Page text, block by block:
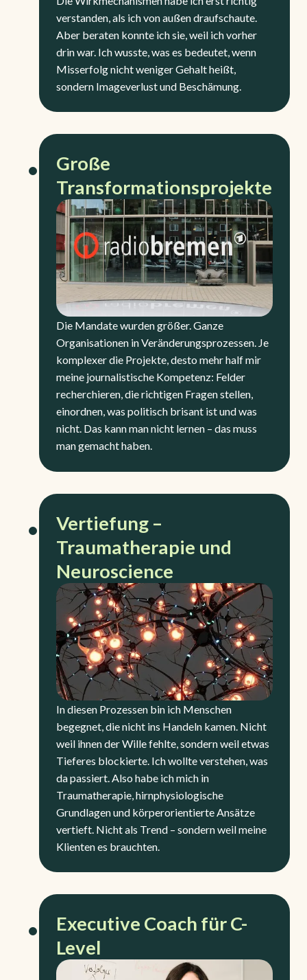
verstanden, als ich von außen draufschaute.
Aber beraten konnte ich sie, weil ich vorher
drin war. Ich wusste, was es bedeutet, wenn
Misserfolg nicht weniger Gehalt heißt,
sondern Imageverlust und Beschämung.
Große
Transformationsprojekte
Die Mandate wurden größer. Ganze
Organisationen in Veränderungsprozessen. Je
komplexer die Projekte, desto mehr half mir
meine journalistische Kompetenz: Felder
recherchieren, die richtigen Fragen stellen,
einordnen, was politisch brisant ist und was
nicht. Das kann man nicht lernen – das muss
man gemacht haben.
Vertiefung –
Traumatherapie und
Neuroscience
In diesen Prozessen bin ich Menschen
begegnet, die nicht ins Handeln kamen. Nicht
weil ihnen der Wille fehlte, sondern weil etwas
Tieferes blockierte. Ich wollte verstehen, was
da passiert. Also habe ich mich in
Traumatherapie, hirnphysiologische
Grundlagen und körperorientierte Ansätze
vertieft. Nicht als Trend – sondern weil meine
Klienten es brauchten.
Executive Coach für C-
Level